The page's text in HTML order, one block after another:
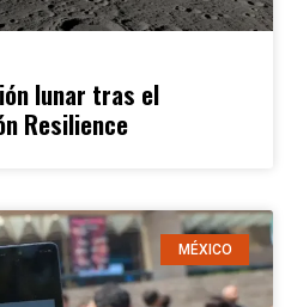
lunar tras el
Resilience
MÉXICO